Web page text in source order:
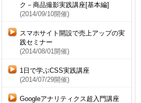
ク－商品撮影実践講座[基本編]
(2014/09/10開催)
スマホサイト開設で売上アップの実
践セミナー
(2014/08/01開催)
1日で学ぶCSS実践講座
(2014/07/29開催)
Googleアナリティクス超入門講座